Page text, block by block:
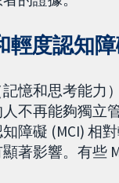
輕度認知障
憶和思考能力
不再能夠獨立
障礙 (MCI) 相
著影響。有些